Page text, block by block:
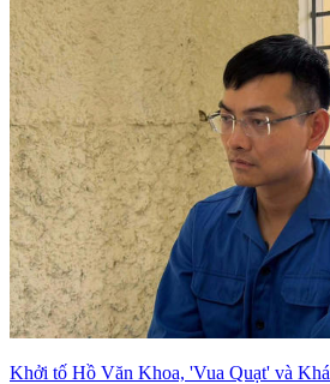
Khởi tố Hồ Văn Khoa, 'Vua Quạt' và